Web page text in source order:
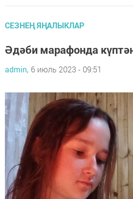
СЕЗНЕҢ ЯҢАЛЫКЛАР
Әдәби марафонда
admin, 6 июль 2023 - 09:51